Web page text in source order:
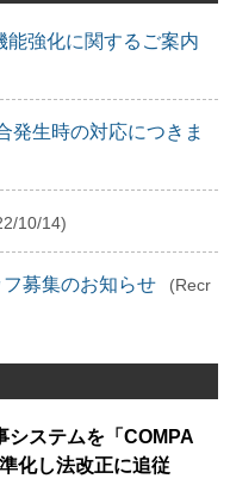
能強化に関するご案内
発生時の対応につきま
10/14)
募集のお知らせ
(Recr
システムを「COMPA
化し法改正に追従